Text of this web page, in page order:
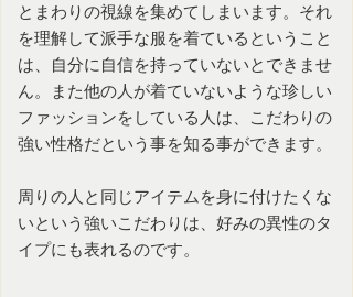
とまわりの視線を集めてしまいます。それ
を理解して派手な服を着ているということ
は、自分に自信を持っていないとできませ
ん。また他の人が着ていないような珍しい
ファッションをしている人は、こだわりの
強い性格だという事を知る事ができます。
周りの人と同じアイテムを身に付けたくな
いという強いこだわりは、好みの異性のタ
イプにも表れるのです。